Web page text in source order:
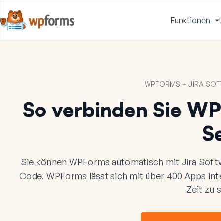
Funktionen
WPFORMS + JIRA
So verbinden Sie
Sie können WPForms automatisch mit Jira
Code. WPForms lässt sich mit über 400 Apps
Zeit zu